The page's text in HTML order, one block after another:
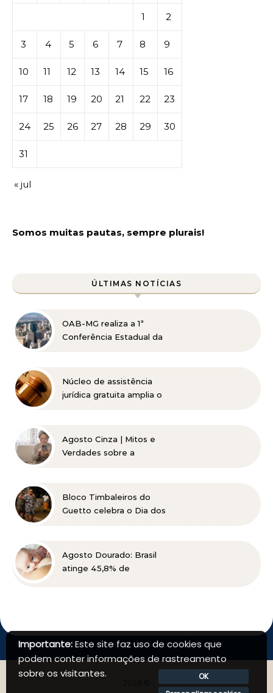
1 2
3 4 5 6 7 8 9
10 11 12 13 14 15 16
17 18 19 20 21 22 23
24 25 26 27 28 29 30
31
« jul
Somos muitas pautas, sempre plurais!
ÚLTIMAS NOTÍCIAS
OAB-MG realiza a 1ª
Conferência Estadual da
referência nacional
Núcleo de assistência
jurídica gratuita amplia o
Agosto Cinza | Mitos e
Verdades sobre a
Bloco Timbaleiros do
Guetto celebra o Dia dos
Horizonte
Agosto Dourado: Brasil
atinge 45,8% de
Importante:Este site faz uso de cookies que
podem conter informações de rastreamento
sobre os visitantes.
OK